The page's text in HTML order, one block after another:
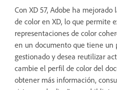
Con XD 57, Adobe ha
de color en XD, lo que permite
representaciones de color
en un documento que tiene un
gestionado y desea reutilizar
cambie el perfil de color del
obtener más información,